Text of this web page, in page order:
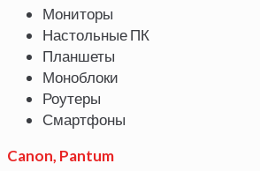
Мониторы
Настольные ПК
Планшеты
Моноблоки
Роутеры
Смартфоны
Canon, Pantum